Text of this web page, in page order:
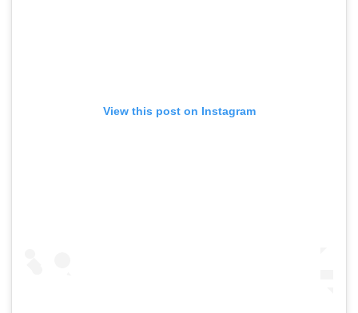
View this post on Instagram